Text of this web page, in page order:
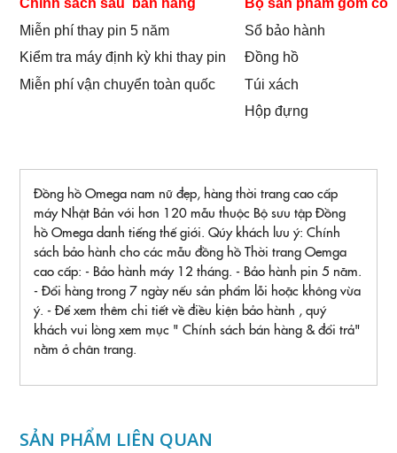
Chính sách sau bán hàng
Bộ sản phẩm gồm có
Miễn phí thay pin 5 năm
Sổ bảo hành
Kiểm tra máy định kỳ khi thay pin
Đồng hồ
Miễn phí vận chuyển toàn quốc
Túi xách
Hộp đựng
Đồng hồ Omega nam nữ đẹp, hàng thời trang cao cấp
máy Nhật Bản với hơn 120 mẫu thuộc Bộ sưu tập Đồng
hồ Omega danh tiếng thế giới. Qúy khách lưu ý: Chính
sách bảo hành cho các mẫu đồng hồ Thời trang Oemga
cao cấp: - Bảo hành máy 12 tháng. - Bảo hành pin 5 năm.
- Đổi hàng trong 7 ngày nếu sản phẩm lỗi hoặc không vừa
ý. - Để xem thêm chi tiết về điều kiện bảo hành , quý
khách vui lòng xem mục " Chính sách bán hàng & đổi trả"
nằm ở chân trang.
SẢN PHẨM LIÊN QUAN